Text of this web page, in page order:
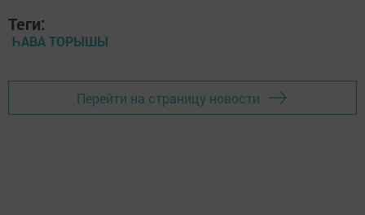
Теги:
ҺАВА ТОРЫШЫ
Перейти на страницу новости